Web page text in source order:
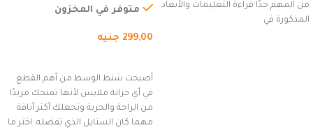
من المهم جدًا قراءة التعليمات والأبعاد
المذكورة في
السفر، الجري العادي، المشي
(رمادي)
متوفر في المخزون
299,00 جنيه
أصبحت شنط الوسط من أهم القطع
في أي خزانة ملابس لأنها تمنحك مزيدًا
من الراحة والحرية وتجعلك أكثر أناقة
مهما كان الستايل الذي تفضله. اختر ما